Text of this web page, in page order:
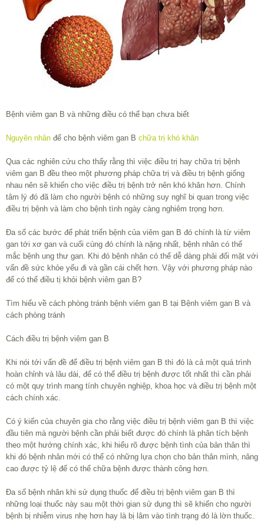
Bệnh viêm gan B và những điều có thể bạn chưa biết
Nguyên nhân để cho bệnh viêm gan B chữa trị khó khăn
Qua các nghiên cứu cho thấy rằng thì việc điều trị hay chữa trị bệnh
viêm gan B đều theo một phương pháp chữa trị và điều trị bệnh giống
nhau nên sẽ khiến cho việc điều trị bệnh trở nên khó khăn hơn. Chính
tâm lý đó đã làm cho người bệnh có những suy nghĩ bi quan trong việc
điều trị bệnh và làm cho bệnh tình ngày càng nghiêm trọng hơn.
Đa số các bước để phát triển bệnh của viêm gan B đó chính là từ viêm
gan tới xơ gan và cuối cùng đó chính là nặng nhất, bệnh nhân có thể
mắc bệnh ung thư gan. Khi đó bệnh nhân có thể dễ dàng phải đối mặt với
vấn đề sức khỏe yếu đi và gần cái chết hơn. Vậy với phương pháp nào
để có thể điều tị khỏi bệnh viêm gan B?
Tìm hiểu về cách phòng tránh bệnh viêm gan B tại Bệnh viêm gan B và
cách phòng tránh
Cách điều trị bệnh viêm gan B
Khi nói tới vấn đề để điều trị bệnh viêm gan B thì đó là cả một quá trình
hoàn chỉnh và lâu dài, để có thể điều trị bệnh được tốt nhất thì cần phải
có một quy trình mang tính chuyên nghiệp, khoa học và điều trị bệnh một
cách chính xác.
Có ý kiến của chuyên gia cho rằng việc điều trị bệnh viêm gan B thì việc
đầu tiên mà người bệnh cần phải biết được đó chính là phân tích bệnh
theo một hướng chính xác, khi hiểu rõ được bệnh tình của bản thân thì
khi đó bệnh nhân mới có thể có những lựa chọn cho bản thân mình, nâng
cao được tỷ lệ để có thể chữa bệnh được thành công hơn.
Đa số bệnh nhân khi sử dụng thuốc để điều trị bệnh viêm gan B thì
những loại thuốc này sau một thời gian sử dụng thì sẽ khiến cho người
bệnh bị nhiễm virus nhẹ hơn hay là bị lâm vào tình trạng đó là lờn thuốc.